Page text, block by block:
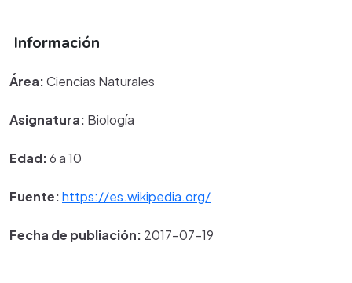
Información
Área:Ciencias Naturales
Asignatura: Biología
Edad:6 a 10
Fuente:https://es.wikipedia.org/
Fecha de publiación: 2017-07-19